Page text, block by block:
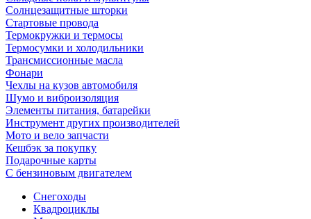
Солнцезащитные шторки
Стартовые провода
Термокружки и термосы
Термосумки и холодильники
Трансмиссионные масла
Фонари
Чехлы на кузов автомобиля
Шумо и виброизоляция
Элементы питания, батарейки
Инструмент других производителей
Мото и вело запчасти
Кешбэк за покупку
Подарочные карты
С бензиновым двигателем
Снегоходы
Квадроциклы